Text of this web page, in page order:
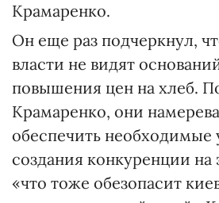
Крамаренко.
Он еще раз подчеркнул,
власти не видят
повышения цен на хлеб.
Крамаренко, они
обеспечить необходимые
создания конкуренции на
«что тоже обезопасит